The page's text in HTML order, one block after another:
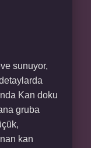
sunuyor,
Kan doku
gruba
kan